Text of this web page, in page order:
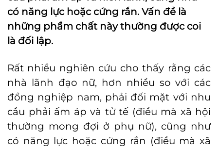
có năng lực hoặc cứng rắn. Vấn đề là
những phẩm chất này thường được coi
là đối lập.
Rất nhiều nghiên cứu cho thấy rằng các
nhà lãnh đạo nữ, hơn nhiều so với các
đồng nghiệp nam, phải đối mặt với nhu
cầu phải ấm áp và tử tế (điều mà xã hội
thường mong đợi ở phụ nữ), cũng như
có năng lực hoặc cứng rắn (điều mà xã